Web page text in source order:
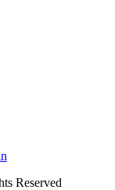
Reserved